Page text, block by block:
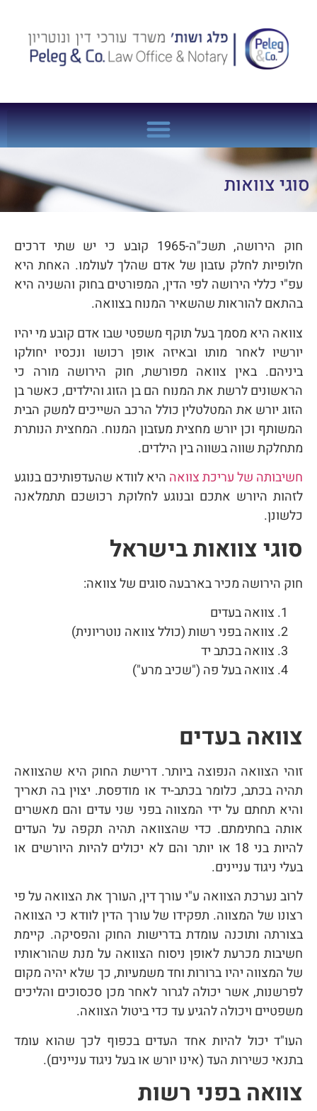
סוגי צוואות
חוק הירושה, תשכ"ה-1965 קובע כי יש שתי דרכים
חלופיות לחלק עזבון של אדם שהלך לעולמו. האחת היא
עפ"י כללי הירושה לפי הדין, המפורטים בחוק והשניה היא
בהתאם להוראות שהשאיר המנוח בצוואה.
צוואה היא מסמך בעל תוקף משפטי שבו אדם קובע מי יהיו
יורשיו לאחר מותו ובאיזה אופן רכושו ונכסיו יחולקו
ביניהם. באין צוואה מפורשת, חוק הירושה מורה כי
הראשונים לרשת את המנוח הם בן הזוג והילדים, כאשר בן
הזוג יורש את המטלטלין כולל הרכב השייכים למשק הבית
המשותף וכן יורש מחצית מעזבון המנוח. המחצית הנותרת
מתחלקת שווה בשווה בין הילדים.
חשיבותה של עריכת צוואה היא לוודא שהעדפותיכם בנוגע
לזהות היורש אתכם ובנוגע לחלוקת רכושכם תתמלאנה
כלשונן.
סוגי צוואות בישראל
חוק הירושה מכיר בארבעה סוגים של צוואה:
צוואה בעדים
צוואה בפני רשות (כולל צוואה נוטריונית)
צוואה בכתב יד
צוואה בעל פה ("שכיב מרע")
צוואה בעדים
זוהי הצוואה הנפוצה ביותר. דרישת החוק היא שהצוואה
תהיה בכתב, כלומר בכתב-יד או מודפסת. יצוין בה תאריך
והיא תחתם על ידי המצווה בפני שני עדים והם מאשרים
אותה בחתימתם. כדי שהצוואה תהיה תקפה על העדים
להיות בני 18 או יותר והם לא יכולים להיות היורשים או
בעלי ניגוד עניינים.
לרוב נערכת הצוואה ע"י עורך דין, העורך את הצוואה על פי
רצונו של המצווה. תפקידו של עורך הדין לוודא כי הצוואה
בצורתה ותוכנה עומדת בדרישות החוק והפסיקה. קיימת
חשיבות מכרעת לאופן ניסוח הצוואה על מנת שהוראותיו
של המצווה יהיו ברורות וחד משמעיות, כך שלא יהיה מקום
לפרשנות, אשר יכולה לגרור לאחר מכן סכסוכים והליכים
משפטיים ויכולה להגיע עד כדי ביטול הצוואה.
העו"ד יכול להיות אחד העדים בכפוף לכך שהוא עומד
בתנאי כשירות העד (אינו יורש או בעל ניגוד עניינים).
צוואה בפני רשות